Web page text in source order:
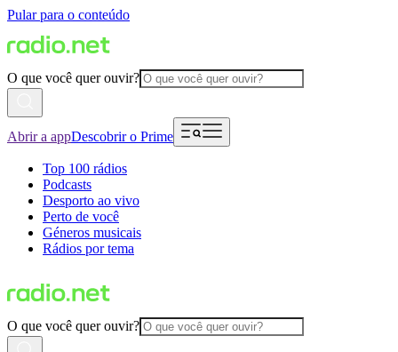
Pular para o conteúdo
O que você quer ouvir?
Abrir a appDescobrir o Prime
Top 100 rádios
Podcasts
Desporto ao vivo
Perto de você
Géneros musicais
Rádios por tema
O que você quer ouvir?